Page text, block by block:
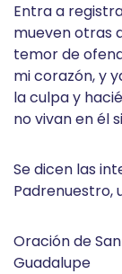
Entra a
mueven otras
temor de
mi corazón, y
la culpa y
no vivan en él
Se dicen las
Padrenuestro,
Oración de
Guadalupe